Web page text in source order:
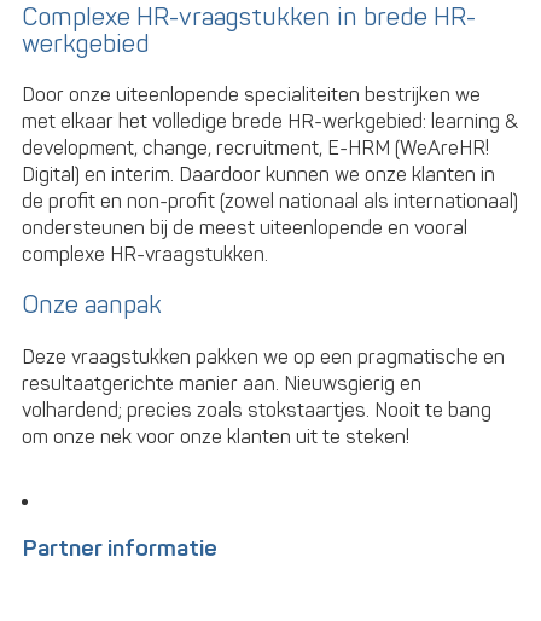
Complexe HR-vraagstukken in brede HR-
werkgebied
Door onze uiteenlopende specialiteiten bestrijken we
met elkaar het volledige brede HR-werkgebied: learning &
development, change, recruitment, E-HRM (WeAreHR!
Digital) en interim. Daardoor kunnen we onze klanten in
de profit en non-profit (zowel nationaal als internationaal)
ondersteunen bij de meest uiteenlopende en vooral
complexe HR-vraagstukken.
Onze aanpak
Deze vraagstukken pakken we op een pragmatische en
resultaatgerichte manier aan. Nieuwsgierig en
volhardend; precies zoals stokstaartjes. Nooit te bang
om onze nek voor onze klanten uit te steken!
Partner informatie